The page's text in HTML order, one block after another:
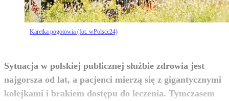
Karetka pogotowia (fot. wPolsce24)
Sytuacja w polskiej publicznej służbie zdrowia jest
najgorsza od lat, a pacjenci mierzą się z gigantycznymi
kolejkami i brakiem dostępu do leczenia. Tymczasem